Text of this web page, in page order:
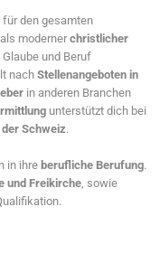
für den gesamten
modernerchristlicher
Glaube und Beruf
nach Stellenangeboten in
in anderen Branchen
unterstützt dich bei
Schweiz.
in ihre berufliche Berufung.
und Freikirche , sowie